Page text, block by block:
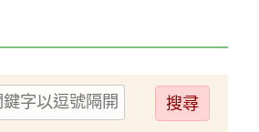
送
出